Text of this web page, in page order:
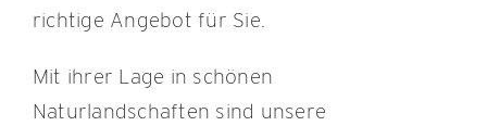
richtige Angebot für Sie.
Mit ihrer Lage in schönen
Naturlandschaften sind unsere